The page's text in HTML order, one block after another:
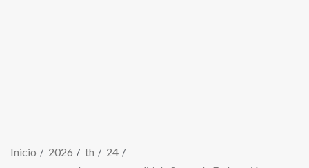
Inicio 2026 th
24